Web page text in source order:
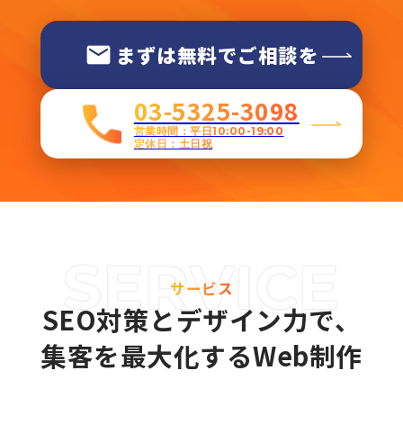
まずは無料でご相談を
03-5325-3098
営業時間：平日10:00-19:00
定休日：土日祝
サービス
SEO対策とデザイン力で、
集客を最大化するWeb制作